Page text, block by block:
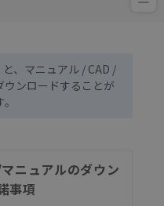
と、マニュアル / CAD /
ンロードすることが
ニュアルのダウン
事項